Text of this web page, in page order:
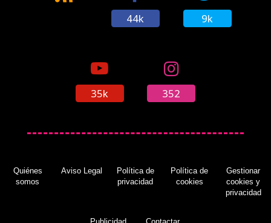
44k 9k
35k 352
Quiénes
somos
Aviso Legal
Política de
privacidad
Política de
cookies
Gestionar
cookies y
privacidad